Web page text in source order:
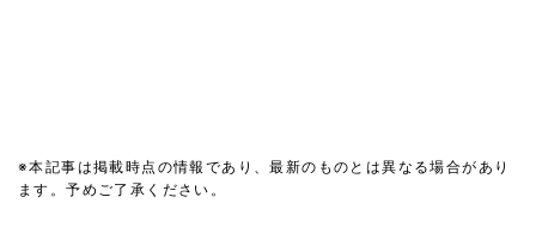
※本記事は掲載時点の情報であり、最新のものとは異なる場合があり
ます。予めご了承ください。